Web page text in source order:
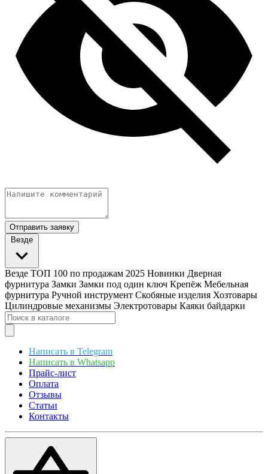
Отправить заявку
Везде
Везде ТОП 100 по продажам 2025 Новинки Дверная
фурнитура Замки Замки под один ключ Крепёж Мебельная
фурнитура Ручной инструмент Скобяные изделия Хозтовары
Цилиндровые механизмы Электротовары Каяки байдарки
Написать в Telegram
Написать в Whatsapp
Прайс-лист
Оплата
Отзывы
Статьи
Контакты